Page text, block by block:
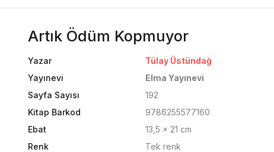
Artık Ödüm Kopmuyor
Yazar
Tülay Üstündağ
Yayınevi
Elma Yayınevi
Sayfa Sayısı
192
Kitap Barkod
9786255577160
Ebat
13,5 x 21 cm
Renk
Tek renk